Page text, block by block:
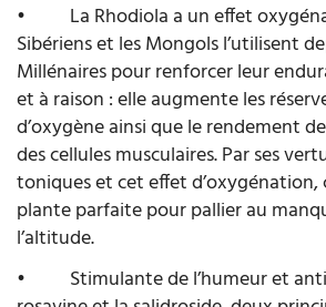
•
La Rhodiola a un effet
Sibériens et les Mongols l’utilisent
Millénaires pour renforcer leur
et à raison : elle augmente les
d’oxygène ainsi que le rendement
des cellules musculaires. Par ses
toniques et cet effet d’oxygénation,
plante parfaite pour pallier au
l’altitude.
•
Stimulante de l’humeur et